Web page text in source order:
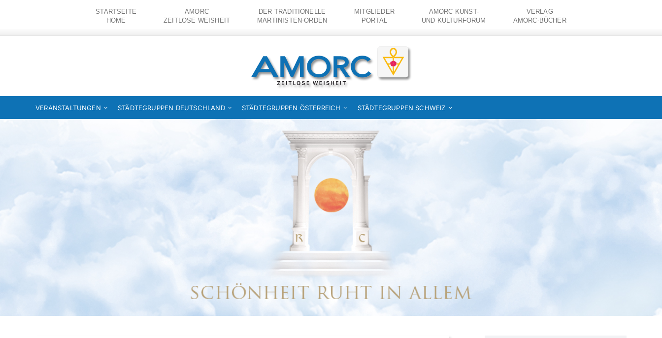
STARTSEITE
HOME
AMORC
ZEITLOSE WEISHEIT
DER TRADITIONELLE
MARTINISTEN-ORDEN
MITGLIEDER
PORTAL
AMORC KUNST-
UND KULTURFORUM
VERLAG
AMORC-BÜCHER
VERANSTALTUNGEN STÄDTEGRUPPEN DEUTSCHLAND STÄDTEGRUPPEN ÖSTERREICH STÄDTEGRUPPEN SCHWEIZ